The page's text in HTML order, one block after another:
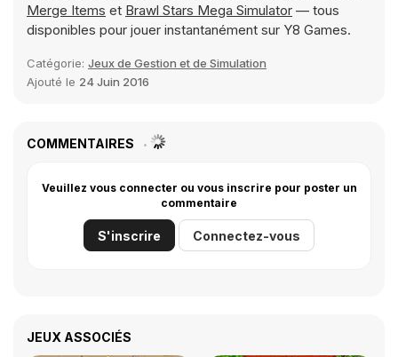
Merge Items et Brawl Stars Mega Simulator — tous
disponibles pour jouer instantanément sur Y8 Games.
Catégorie: Jeux de Gestion et de Simulation
Ajouté le 24 Juin 2016
COMMENTAIRES
Veuillez vous connecter ou vous inscrire pour poster un
commentaire
S'inscrire Connectez-vous
JEUX ASSOCIÉS